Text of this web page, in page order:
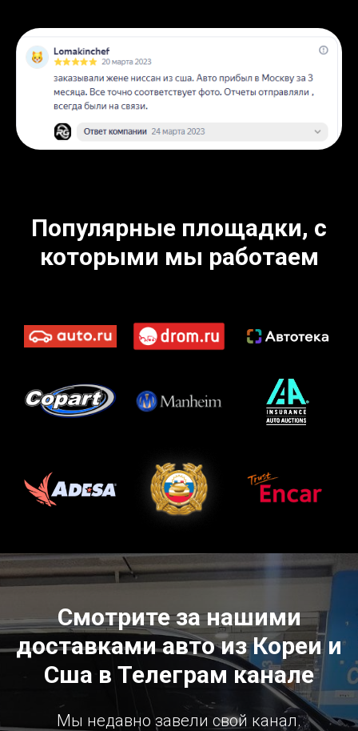
Популярные площадки, с
которыми мы работаем
Смотрите за нашими
доставками авто из Кореи и
Сша в Телеграм канале
Мы недавно завели свой канал.